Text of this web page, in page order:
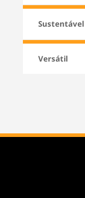
Sustentável
Versátil